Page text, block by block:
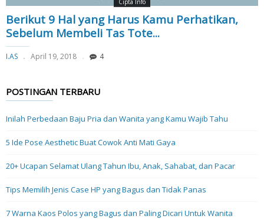
Cipta Info
Berikut 9 Hal yang Harus Kamu Perhatikan,
Sebelum Membeli Tas Tote...
I.AS April 19, 2018 4
POSTINGAN TERBARU
Inilah Perbedaan Baju Pria dan Wanita yang Kamu Wajib Tahu
5 Ide Pose Aesthetic Buat Cowok Anti Mati Gaya
20+ Ucapan Selamat Ulang Tahun Ibu, Anak, Sahabat, dan Pacar
Tips Memilih Jenis Case HP yang Bagus dan Tidak Panas
7 Warna Kaos Polos yang Bagus dan Paling Dicari Untuk Wanita